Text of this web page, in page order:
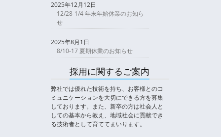
2025年12月12日
12/28-1/4 年末年始休業のお知ら
せ
2025年8月1日
8/10-17 夏期休業のお知らせ
採用に関するご案内
弊社では優れた技術を持ち、お客様とのコ
ミュニケーションを大切にできる方を募集
しております。また、新卒の方は社会人と
しての基本から教え、地域社会に貢献でき
る技術者として育ててまいります。